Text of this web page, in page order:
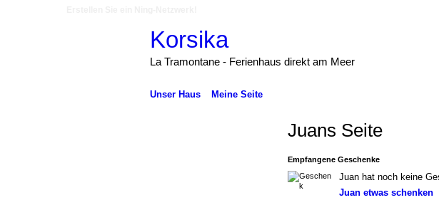
Korsika
La Tramontane - Ferienhaus direkt am Meer
Unser Haus Meine Seite
Juans Seite
Empfangene Geschenke
Juan hat noch keine
Juan etwas schenken